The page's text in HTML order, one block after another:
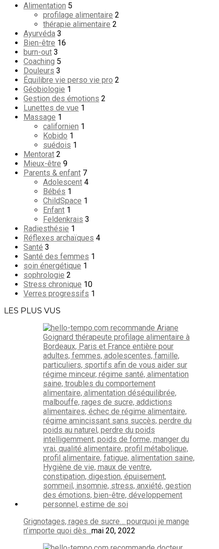
Alimentation 5
profilage alimentaire 2
thérapie alimentaire 2
Ayurvéda 3
Bien-être 16
burn-out 3
Coaching 5
Douleurs 3
Équilibre vie perso vie pro 2
Géobiologie 1
Gestion des émotions 2
Lunettes de vue 1
Massage 1
californien 1
Kobido 1
suédois 1
Mentorat 2
Mieux-être 9
Parents & enfant 7
Adolescent 4
Bébés 1
ChildSpace 1
Enfant 1
Feldenkrais 3
Radiesthésie 1
Réflexes archaïques 4
Santé 3
Santé des femmes 1
soin énergétique 1
sophrologie 2
Stress chronique 10
Verres progressifs 1
LES PLUS VUS
Grignotages, rages de sucre… pourquoi je mange
n’importe quoi dès…mai 20, 2022